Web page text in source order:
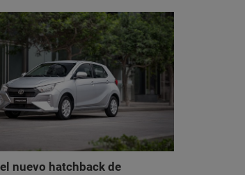
nuevo hatchback de